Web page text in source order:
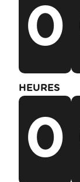
0
HEURES
0